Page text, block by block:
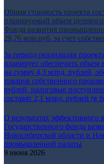
Общая стоимость проекта
планируемый объем
Фонда развития
29,76 млн.руб. за счет
За период реализации
планирует обеспечить объем
на сумму 4,3 млрд. рублей,
товаров собственного
рублей, налоговые
составят 2,1 млрд. рублей
О результатах эффективного
Государственного фонда
Новосибирской области и
промышленной палаты
9 июня 2026